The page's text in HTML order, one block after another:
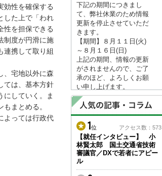
効性を確保する
した上で「われ
性を担保できる
制度が円滑に施
連携して取り組
、宅地以外に森
ては、基本方針
にしていく。ま
まとめる。
よっては行政代
下記の期間につきまし
て、弊社休業のため情報
更新を停止させていただ
きます。
【期間】８月１１日(火)
～８月１６日(日)
上記の期間、情報の更新
がされませんので、ご了
承のほど、よろしくお願
い申し上げます。
なお、情報は８月１７日
(月)より登録されます。
2026/04/23
●ゴールデンウィークに
伴う情報更新停止のお知
らせ(05/02～05/10)●
ユーザー各位
建設資料館をご利用いた
1位 アクセス数：573
【就任インタビュー】 小
林賢太郎 国土交通省技術
審議官／DXで若者にアピー
ル